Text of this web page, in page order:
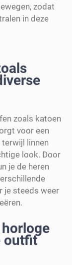
zodat
in deze
zoals katoen
voor een
linnen
look. Door
je de heren
je steeds weer
outfit